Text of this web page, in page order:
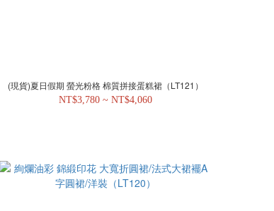
(現貨)夏日假期 螢光粉格 棉質拼接蛋糕裙（LT121）
NT$3,780 ~ NT$4,060